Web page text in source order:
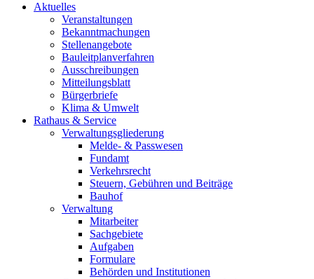
Aktuelles
Veranstaltungen
Bekanntmachungen
Stellenangebote
Bauleitplanverfahren
Ausschreibungen
Mitteilungsblatt
Bürgerbriefe
Klima & Umwelt
Rathaus & Service
Verwaltungsgliederung
Melde- & Passwesen
Fundamt
Verkehrsrecht
Steuern, Gebühren und Beiträge
Bauhof
Verwaltung
Mitarbeiter
Sachgebiete
Aufgaben
Formulare
Behörden und Institutionen